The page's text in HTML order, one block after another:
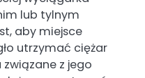
lub tylnym
aby miejsce
utrzymać ciężar
z jego